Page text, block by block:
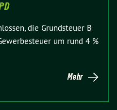
die Grundsteuer B
um rund 4 %
Mehr